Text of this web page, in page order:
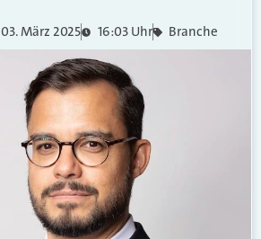
03. März 2025 16:03 Uhr Branche